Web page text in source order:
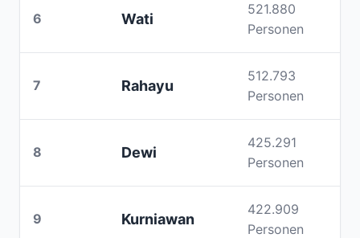
6 Wati
521.880
Personen
7 Rahayu
512.793
Personen
8 Dewi
425.291
Personen
9 Kurniawan
422.909
Personen